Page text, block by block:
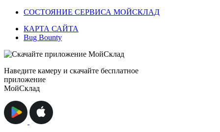
СОСТОЯНИЕ СЕРВИСА МОЙСКЛАД
КАРТА САЙТА
Bug Bounty
Наведите камеру и скачайте бесплатное
приложение
МойСклад